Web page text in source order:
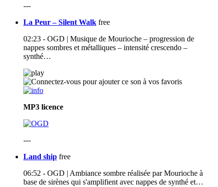
---
La Peur – Silent Walk free
02:23 - OGD | Musique de Mourioche – progression de
nappes sombres et métalliques – intensité crescendo –
synthé…
MP3 licence
---
Land ship free
06:52 - OGD | Ambiance sombre réalisée par Mourioche à
base de sirènes qui s'amplifient avec nappes de synthé et…